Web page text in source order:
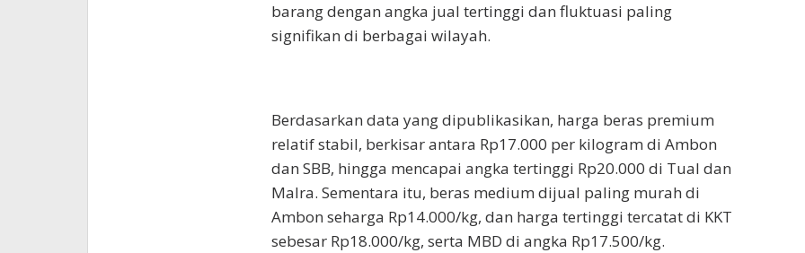
barang dengan angka jual tertinggi dan fluktuasi paling
signifikan di berbagai wilayah.
Berdasarkan data yang dipublikasikan, harga beras premium
relatif stabil, berkisar antara Rp17.000 per kilogram di Ambon
dan SBB, hingga mencapai angka tertinggi Rp20.000 di Tual dan
Malra. Sementara itu, beras medium dijual paling murah di
Ambon seharga Rp14.000/kg, dan harga tertinggi tercatat di KKT
sebesar Rp18.000/kg, serta MBD di angka Rp17.500/kg.